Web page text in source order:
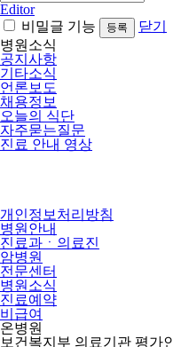
Editor
비밀글 기능
닫기
병원소식
공지사항
기타소식
언론보도
채용정보
오늘의 식단
자주묻는질문
진료 안내 영상
개인정보처리방침
병원안내
진료과ㆍ의료진
암병원
전문센터
병원소식
진료예약
비급여
온병원
보건복지부 의료기관 평가